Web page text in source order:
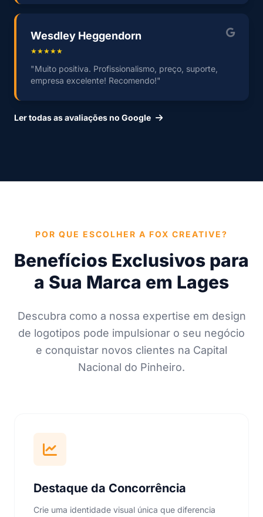
Wesdley Heggendorn
★★★★★
"Muito positiva. Profissionalismo, preço, suporte,
empresa excelente! Recomendo!"
Ler todas as avaliações no Google
POR QUE ESCOLHER A FOX CREATIVE?
Benefícios Exclusivos para
a Sua Marca em Lages
Descubra como a nossa expertise em design
de logotipos pode impulsionar o seu negócio
e conquistar novos clientes na Capital
Nacional do Pinheiro.
Destaque da Concorrência
Crie uma identidade visual única que diferencia